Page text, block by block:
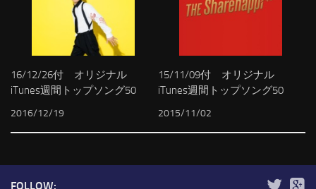
16/12/26付 オリジナル
iTunes週間トップソング50
2016/12/19
15/11/09付 オリジナル
iTunes週間トップソング50
2015/11/02
FOLLOW: